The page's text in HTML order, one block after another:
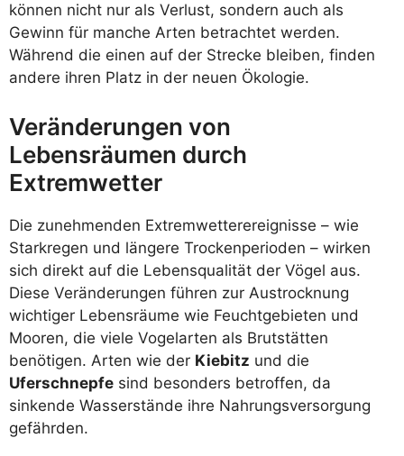
können nicht nur als Verlust, sondern auch als
Gewinn für manche Arten betrachtet werden.
Während die einen auf der Strecke bleiben, finden
andere ihren Platz in der neuen Ökologie.
Veränderungen von
Lebensräumen durch
Extremwetter
Die zunehmenden Extremwetterereignisse – wie
Starkregen und längere Trockenperioden – wirken
sich direkt auf die Lebensqualität der Vögel aus.
Diese Veränderungen führen zur Austrocknung
wichtiger Lebensräume wie Feuchtgebieten und
Mooren, die viele Vogelarten als Brutstätten
benötigen. Arten wie der Kiebitz und die
Uferschnepfe sind besonders betroffen, da
sinkende Wasserstände ihre Nahrungsversorgung
gefährden.